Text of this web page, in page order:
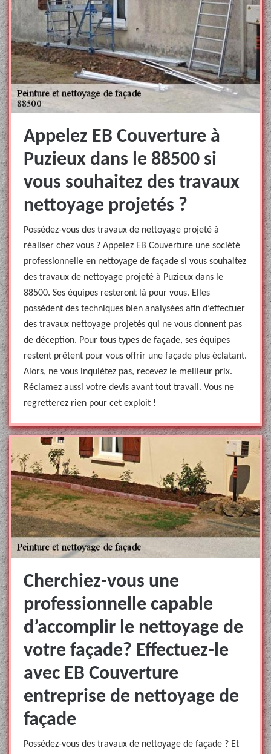
Appelez EB Couverture à
Puzieux dans le 88500 si
vous souhaitez des travaux
nettoyage projetés ?
Possédez-vous des travaux de nettoyage projeté à
réaliser chez vous ? Appelez EB Couverture une société
professionnelle en nettoyage de façade si vous souhaitez
des travaux de nettoyage projeté à Puzieux dans le
88500. Ses équipes resteront là pour vous. Elles
possèdent des techniques bien analysées afin d’effectuer
des travaux nettoyage projetés qui ne vous donnent pas
de déception. Pour tous types de façade, ses équipes
restent prêtent pour vous offrir une façade plus éclatant.
Alors, ne vous inquiétez pas, recevez le meilleur prix.
Réclamez aussi votre devis avant tout travail. Vous ne
regretterez rien pour cet exploit !
Cherchiez-vous une
professionnelle capable
d’accomplir le nettoyage de
votre façade? Effectuez-le
avec EB Couverture
entreprise de nettoyage de
façade
Possédez-vous des travaux de nettoyage de façade ? Et